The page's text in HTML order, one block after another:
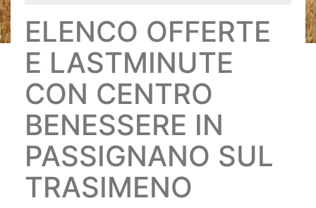
ELENCO OFFERTE
E LASTMINUTE
CON CENTRO
BENESSERE IN
PASSIGNANO SUL
TRASIMENO